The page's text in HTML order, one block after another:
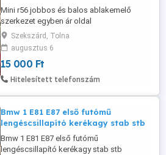
Mini r56 jobbos és balos ablakemelő
szerkezet egyben ár oldal
Szekszárd, Tolna
augusztus 6
15 000 Ft
Hitelesített telefonszám
Bmw 1 E81 E87 első futómű
lengéscsillapító kerékagy stab stb
Bmw 1 E81 E87 első futómű
lengéscsillapító kerékagy stab stb